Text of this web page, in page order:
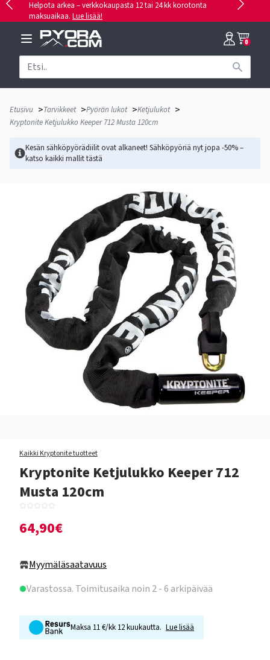
Helpota arkea – verkkokaupasta 12 tai 24 kk korotonta
maksuaikaa. Lue lisää!
0
Etusivu >Tarvikkeet >Pyörän lukot >Ketjulukot >
Kryptonite Ketjulukko Keeper 712 Musta 120cm
Kesän sähköpyörädiilit ovat alkaneet! Sähköpyöriä nyt jopa -50% –
katso kaikki mallittästä
Kaikki Kryptonite tuotteet
Kryptonite Ketjulukko Keeper 712
Musta 120cm
64,90€
Myymäläsaatavuus
Varastossa. Toimitusaika noin 2 - 6 arkipäivää
Maksa 11 €/kk 12 kuukautta. Lue lisää